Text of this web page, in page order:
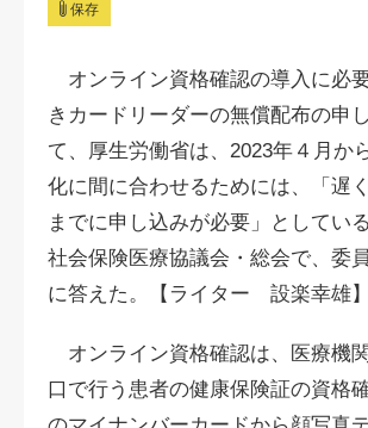
保存
オンライン資格確認の導入に必
きカードリーダーの無償配布の申
て、厚生労働省は、2023年４月か
化に間に合わせるためには、「遅
までに申し込みが必要」としてい
社会保険医療協議会・総会で、委
に答えた。【ライター 設楽幸雄】
オンライン資格確認は、医療機
口で行う患者の健康保険証の資格